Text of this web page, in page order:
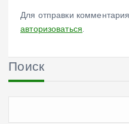
Для отправки
авторизоваться.
Поиск